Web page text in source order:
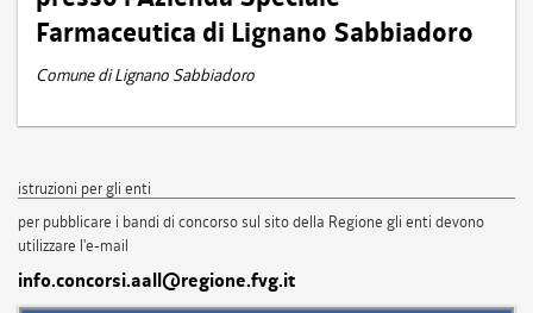
Farmaceutica di Lignano Sabbiadoro
Comune di Lignano Sabbiadoro
istruzioni per gli enti
per pubblicare i bandi di concorso sul sito della Regione gli enti devono
utilizzare l'e-mail
info.concorsi.aall@regione.fvg.it